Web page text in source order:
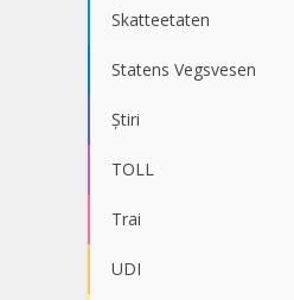
Skatteetaten
Statens Vegsvesen
Știri
TOLL
Trai
UDI